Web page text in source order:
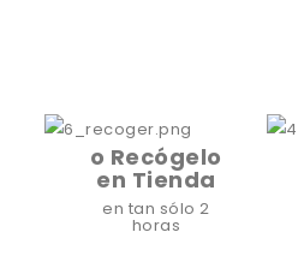
o Recógelo
en Tienda
en tan sólo 2
horas